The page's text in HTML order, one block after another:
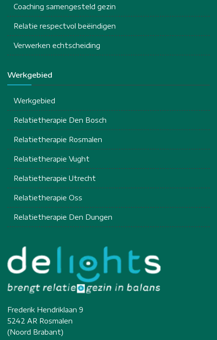
Coaching samengesteld gezin
Relatie respectvol beëindigen
Verwerken echtscheiding
Werkgebied
Werkgebied
Relatietherapie Den Bosch
Relatietherapie Rosmalen
Relatietherapie Vught
Relatietherapie Utrecht
Relatietherapie Oss
Relatietherapie Den Dungen
Frederik Hendriklaan 9
5242 AR Rosmalen
(Noord Brabant)